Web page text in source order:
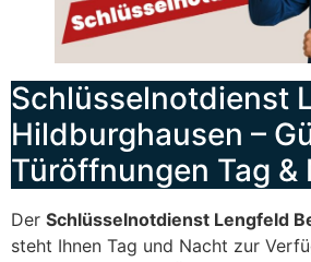
Schlüsselnotdienst
Hildburghausen –
Türöffnungen Tag &
Der Schlüsselnotdienst Lengfeld
steht Ihnen Tag und Nacht zur